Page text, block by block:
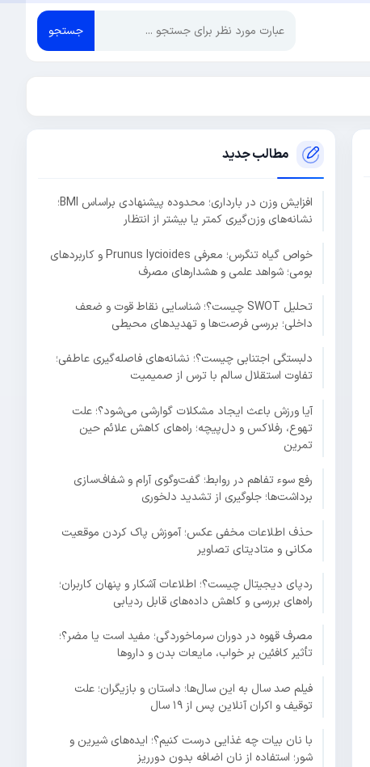
جستجو
مطالب جدید
افزایش وزن در بارداری؛ محدوده پیشنهادی براساس BMI؛
نشانه‌های وزن‌گیری کمتر یا بیشتر از انتظار
خواص گیاه تنگرس؛ معرفی Prunus lycioides و کاربردهای
بومی؛ شواهد علمی و هشدارهای مصرف
تحلیل SWOT چیست؟؛ شناسایی نقاط قوت و ضعف
داخلی؛ بررسی فرصت‌ها و تهدیدهای محیطی
دلبستگی اجتنابی چیست؟؛ نشانه‌های فاصله‌گیری عاطفی؛
تفاوت استقلال سالم با ترس از صمیمیت
آیا ورزش باعث ایجاد مشکلات گوارشی می‌شود؟؛ علت
تهوع، رفلاکس و دل‌پیچه؛ راه‌های کاهش علائم حین
تمرین
رفع سوء تفاهم در روابط؛ گفت‌وگوی آرام و شفاف‌سازی
برداشت‌ها؛ جلوگیری از تشدید دلخوری
حذف اطلاعات مخفی عکس؛ آموزش پاک کردن موقعیت
مکانی و متادیتای تصاویر
ردپای دیجیتال چیست؟؛ اطلاعات آشکار و پنهان کاربران؛
راه‌های بررسی و کاهش داده‌های قابل ردیابی
مصرف قهوه در دوران سرماخوردگی؛ مفید است یا مضر؟؛
تأثیر کافئین بر خواب، مایعات بدن و داروها
فیلم صد سال به این سال‌ها؛ داستان و بازیگران؛ علت
توقیف و اکران آنلاین پس از ۱۹ سال
با نان بیات چه غذایی درست کنیم؟؛ ایده‌های شیرین و
شور؛ استفاده از نان اضافه بدون دورریز